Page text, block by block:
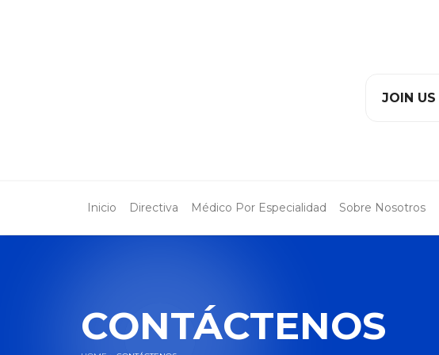
JOIN US
Inicio Directiva Médico Por Especialidad Sobre Nosotros
CONTÁCTENOS